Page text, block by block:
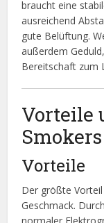
braucht eine
ausreichend
gute Belüftung.
außerdem
Bereitschaft zum
Vorteile
Smokers
Vorteile
Der größte
Geschmack.